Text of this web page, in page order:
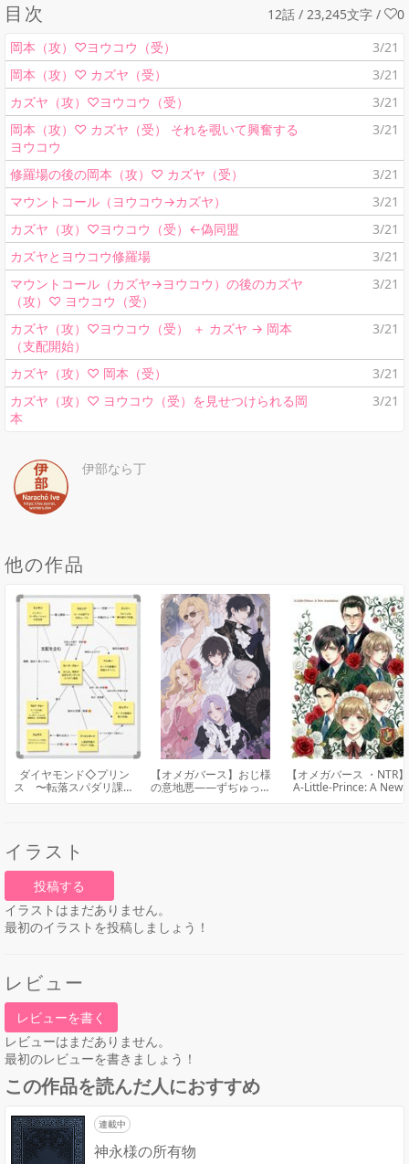
目次 12話 / 23,245文字 /
0
岡本（攻）♡ヨウコウ（受）
3/21
岡本（攻）♡ カズヤ（受）
3/21
カズヤ（攻）♡ヨウコウ（受）
3/21
岡本（攻）♡ カズヤ（受） それを覗いて興奮する
ヨウコウ
3/21
修羅場の後の岡本（攻）♡ カズヤ（受）
3/21
マウントコール（ヨウコウ→カズヤ）
3/21
カズヤ（攻）♡ヨウコウ（受）←偽同盟
3/21
カズヤとヨウコウ修羅場
3/21
マウントコール（カズヤ→ヨウコウ）の後のカズヤ
（攻）♡ ヨウコウ（受）
3/21
カズヤ（攻）♡ヨウコウ（受） ＋ カズヤ → 岡本
（支配開始）
3/21
カズヤ（攻）♡ 岡本（受）
3/21
カズヤ（攻）♡ ヨウコウ（受）を見せつけられる岡
本
3/21
伊部なら丁
他の作品
ダイヤモンド◇プリン
ス 〜転落スパダリ課長
【オメガバース】おじ様
の意地悪——ずぢゅっ＊
【オメガバース ・NTR】
A-Little-Prince: A New
イラスト
投稿する
イラストはまだありません。
最初のイラストを投稿しましょう！
レビュー
レビューを書く
レビューはまだありません。
最初のレビューを書きましょう！
この作品を読んだ人におすすめ
連載中
神永様の所有物